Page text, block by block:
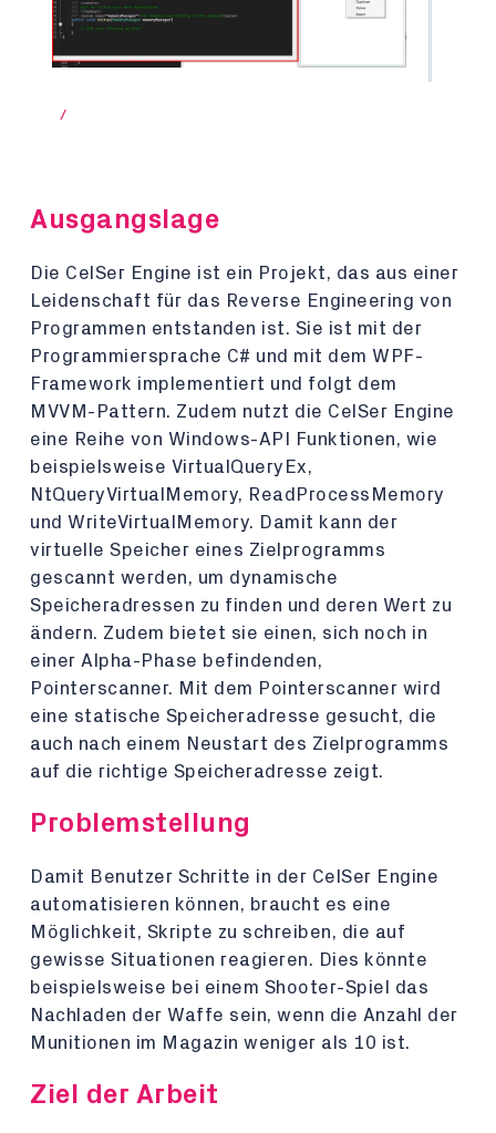
/
Ausgangslage
Die CelSer Engine ist ein Projekt, das aus einer
Leidenschaft für das Reverse Engineering von
Programmen entstanden ist. Sie ist mit der
Programmiersprache C# und mit dem WPF-
Framework implementiert und folgt dem
MVVM-Pattern. Zudem nutzt die CelSer Engine
eine Reihe von Windows-API Funktionen, wie
beispielsweise VirtualQueryEx,
NtQueryVirtualMemory, ReadProcessMemory
und WriteVirtualMemory. Damit kann der
virtuelle Speicher eines Zielprogramms
gescannt werden, um dynamische
Speicheradressen zu finden und deren Wert zu
ändern. Zudem bietet sie einen, sich noch in
einer Alpha-Phase befindenden,
Pointerscanner. Mit dem Pointerscanner wird
eine statische Speicheradresse gesucht, die
auch nach einem Neustart des Zielprogramms
auf die richtige Speicheradresse zeigt.
Problemstellung
Damit Benutzer Schritte in der CelSer Engine
automatisieren können, braucht es eine
Möglichkeit, Skripte zu schreiben, die auf
gewisse Situationen reagieren. Dies könnte
beispielsweise bei einem Shooter-Spiel das
Nachladen der Waffe sein, wenn die Anzahl der
Munitionen im Magazin weniger als 10 ist.
Ziel der Arbeit